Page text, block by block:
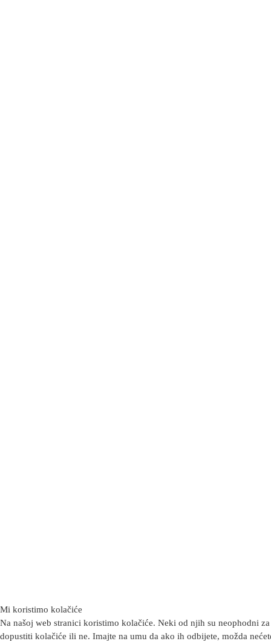
Mi koristimo kolačiće
Na našoj web stranici koristimo kolačiće. Neki od njih su neophodni
dopustiti kolačiće ili ne. Imajte na umu da ako ih odbijete, možda